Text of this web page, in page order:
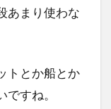
あまり使わな
トとか船とか
すね。